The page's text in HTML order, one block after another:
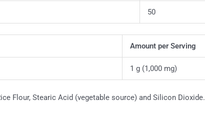
50
Amount per Serving
1 g (1,000 mg)
Flour, Stearic Acid (vegetable source) and Silicon Dioxide.